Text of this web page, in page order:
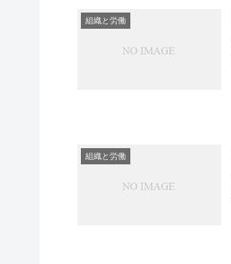
組織と労働
組織と労働